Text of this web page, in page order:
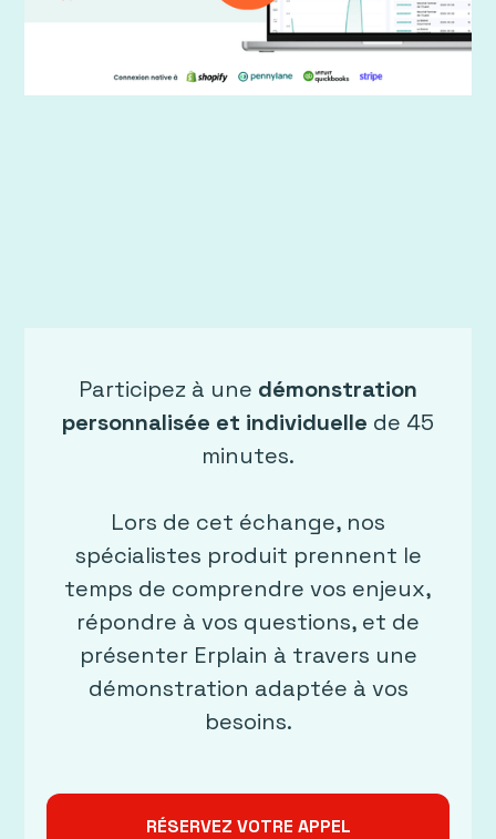
Participez à une démonstration
personnalisée et individuelle de 45
minutes.
Lors de cet échange, nos
spécialistes produit prennent le
temps de comprendre vos enjeux,
répondre à vos questions, et de
présenter Erplain à travers une
démonstration adaptée à vos
besoins.
RÉSERVEZ VOTRE APPEL